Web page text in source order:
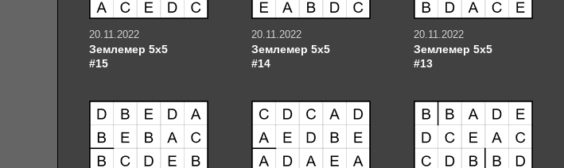
20.11.2022
Землемер 5х5
#15
20.11.2022
Землемер 5х5
#14
20.11.2022
Землемер 5х5
#13